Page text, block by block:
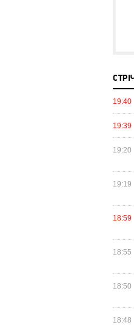
19:40
19:39
19:20
19:19
18:59
18:55
18:50
18:48